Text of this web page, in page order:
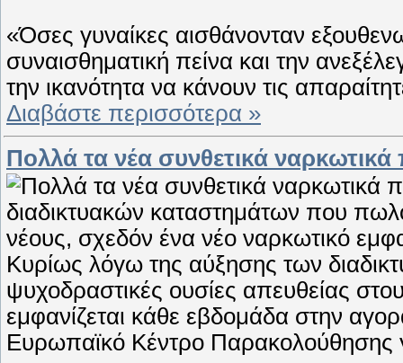
«Όσες γυναίκες αισθάνονταν
συναισθηματική πείνα και την
την ικανότητα να κάνουν τις
Διαβάστε περισσότερα »
Πολλά τα νέα συνθετικά ναρκωτικά
Κυρίως λόγω της αύξησης των
ψυχοδραστικές ουσίες απευθείας
εμφανίζεται κάθε εβδομάδα στην
Ευρωπαϊκό Κέντρο Παρακολούθησης